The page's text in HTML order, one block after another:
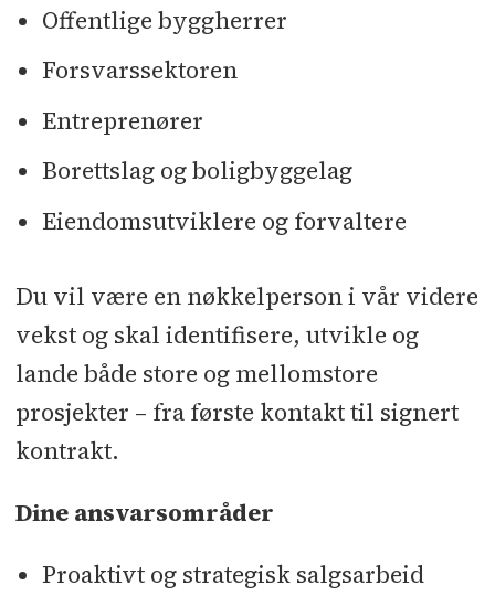
Offentlige byggherrer
Forsvarssektoren
Entreprenører
Borettslag og boligbyggelag
Eiendomsutviklere og forvaltere
Du vil være en nøkkelperson i vår videre
vekst og skal identifisere, utvikle og
lande både store og mellomstore
prosjekter – fra første kontakt til signert
kontrakt.
Dine ansvarsområder
Proaktivt og strategisk salgsarbeid